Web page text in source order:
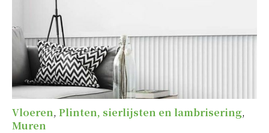
Vloeren, Plinten, sierlijsten en lambrisering,
Muren